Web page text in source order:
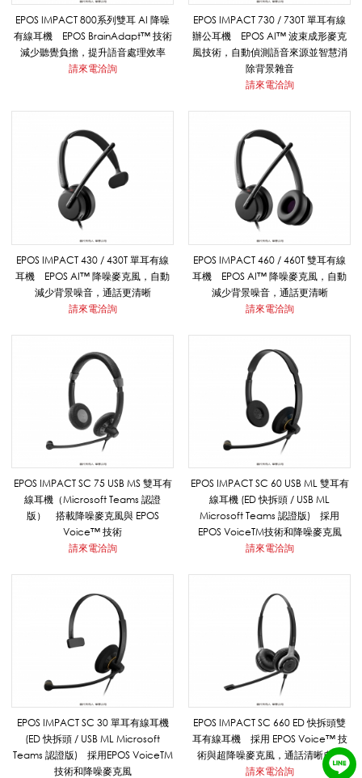
Y
O
O
通
EPOS IMPACT 800系列雙耳 AI 降噪
有線耳機 EPOS BrainAdapt™ 技術
減少聽覺負擔，提升語音處理效率
請來電洽詢
EPOS IMPACT 730 / 730T 單耳有線
辦公耳機 EPOS AI™ 波束成形麥克
風技術，自動偵測語音來源並智慧消
除背景雜音
請來電洽詢
EPOS IMPACT 430 / 430T 單耳有線
耳機 EPOS AI™ 降噪麥克風，自動
減少背景噪音，通話更清晰
請來電洽詢
EPOS IMPACT 460 / 460T 雙耳有線
耳機 EPOS AI™ 降噪麥克風，自動
減少背景噪音，通話更清晰
請來電洽詢
EPOS IMPACT SC 75 USB MS 雙耳有
線耳機（Microsoft Teams 認證
版） 搭載降噪麥克風與 EPOS
Voice™ 技術
請來電洽詢
EPOS IMPACT SC 60 USB ML 雙耳有
線耳機 (ED 快拆頭 / USB ML
Microsoft Teams 認證版) 採⽤
EPOS VoiceTM技術和降噪⿆克⾵
請來電洽詢
EPOS IMPACT SC 30 單耳有線耳機
(ED 快拆頭 / USB ML Microsoft
Teams 認證版) 採⽤EPOS VoiceTM
技術和降噪⿆克⾵
EPOS IMPACT SC 660 ED 快拆頭雙
耳有線耳機 採用 EPOS Voice™ 技
術與超降噪麥克風，通話清晰自然
請來電洽詢